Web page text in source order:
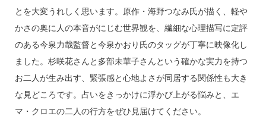
とを大変うれしく思います。原作・海野つなみ氏が描く、軽や
かさの奥に人の本音がにじむ世界観を、繊細な心理描写に定評
のある今泉力哉監督と今泉かおり氏のタッグが丁寧に映像化し
ました。杉咲花さんと多部未華子さんという確かな実力を持つ
お二人が生み出す、緊張感と心地よさが同居する関係性も大き
な見どころです。占いをきっかけに浮かび上がる悩みと、エ
マ・クロエの二人の行方をぜひ見届けてください。